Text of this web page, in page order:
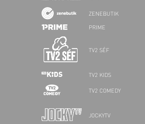
ZENEBUTIK
PRIME
TV2 SÉF
TV2 KIDS
TV2 COMEDY
JOCKYTV